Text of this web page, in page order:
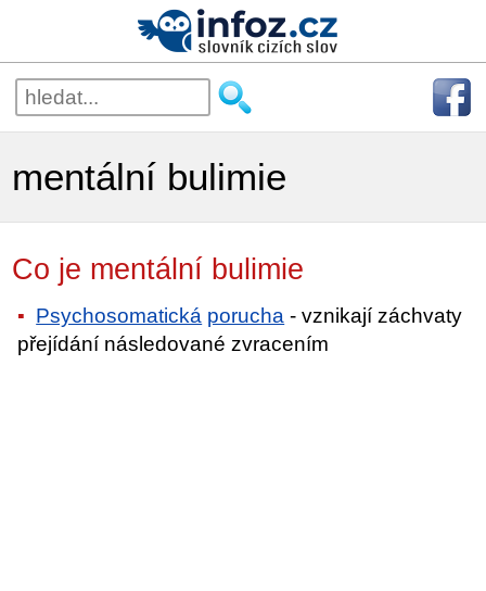
mentální bulimie
Co je mentální bulimie
Psychosomatická porucha - vznikají záchvaty
přejídání následované zvracením